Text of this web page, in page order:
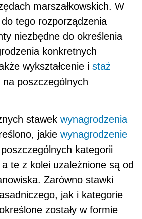
marszałkowskich. W
do tego rozporządzenia
niezbędne do określenia
konkretnych
wykształcenie i staż
poszczególnych
stawek wynagrodzenia
jakie wynagrodzenie
kategorii
te z kolei uzależnione są od
Zarówno stawki
jak i kategorie
zostały w formie